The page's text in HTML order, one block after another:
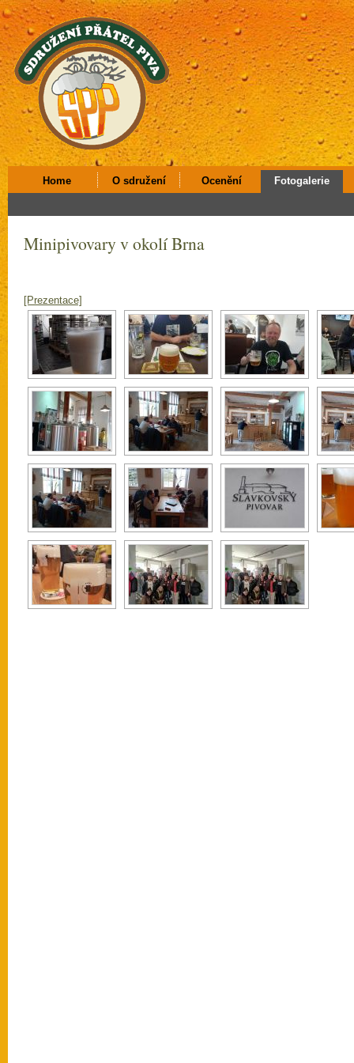
Home O sdružení Ocenění Fotogalerie
Minipivovary v okolí Brna
[Prezentace]